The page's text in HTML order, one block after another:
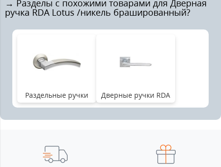
→ Разделы с похожими товарами для Дверная
ручка RDA Lotus /никель брашированный?
Раздельные ручки Дверные ручки RDA